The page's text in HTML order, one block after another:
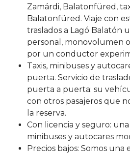
Zamárdi, Balatonfüred,
Balatonfüred. Viaje con
traslados a Lagó Balatón
personal, monovolumen
por un conductor
Taxis, minibuses y
puerta. Servicio de
puerta a puerta: su
con otros pasajeros que
la reserva.
Con licencia y seguro:
minibuses y autocares
Precios bajos: Somos una